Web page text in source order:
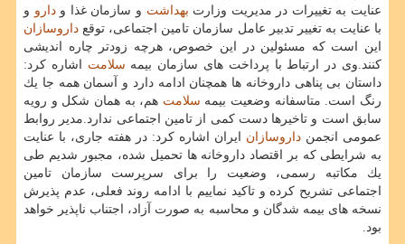
عنایت به تغییرات در مدیریت وزارت بهداشت و سازمان غذا ودارو و
با عنایت به تغییر تدبیر عامل سازمان تامین اجتماعی، توقع داروسازان
این است كه مسئولین در این خصوص، هرچه زودتر چاره اندیشی
كنند.وی در ارتباط با پرداخت های سازمان بیمه سلامت اشاره كرد:
داستان بی پناهی داروخانه ها همچنان ادامه دارد و آسمان همه جا یك
رنگ است. متاسفانه وضعیت بیمه سلامت هم، به همان شكل و رویه
سابق است و تاخیرها دست كمی از تامین اجتماعی ندارد.مدیر روابط
عمومی انجمن داروسازان ایران اشاره كرد: در هفته جاری، با عنایت
به شرایطی كه بر اقتصاد داروخانه ها تحمیل شده، مجبور شدیم طی
یك مكاتبه رسمی، وضعیت را برای سرپرست سازمان تامین
اجتماعی تشریح كرده و تاكید نماییم با ادامه روند فعلی، عدم پذیرش
نسخه های بیمه شدگان و محاسبه به صورت آزاد، اجتناب ناپذیر خواهد
بود.